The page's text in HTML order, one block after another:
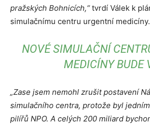
pražských Bohnicích,“tvrdí Válek k
simulačnímu centru urgentní medicíny.
NOVÉ SIMULAČNÍ
MEDICÍNY BUDE
„Zase jsem nemohl zrušit postavení
simulačního centra, protože byl
pilířů NPO. A celých 200 miliard